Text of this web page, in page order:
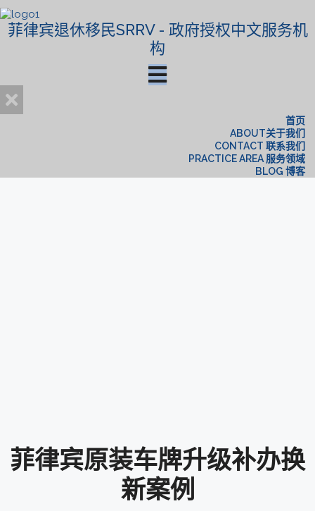
菲律宾退休移民SRRV - 政府授权中文服务机
构
首页
ABOUT关于我们
CONTACT 联系我们
PRACTICE AREA 服务领域
BLOG 博客
菲律宾原装车牌升级补办换
新案例